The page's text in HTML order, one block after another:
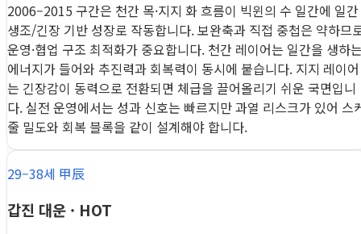
2006–2015 구간은 천간 목·지지 화 흐름이 빅윈의 수 일간에 일간
생조/긴장 기반 성장로 작동합니다. 보완축과 직접 중첩은 약하므
운영·협업 구조 최적화가 중요합니다. 천간 레이어는 일간을 생하
에너지가 들어와 추진력과 회복력이 동시에 붙습니다. 지지 레이어
는 긴장감이 동력으로 전환되면 체급을 끌어올리기 쉬운 국면입니
다. 실전 운영에서는 성과 신호는 빠르지만 과열 리스크가 있어 스
줄 밀도와 회복 블록을 같이 설계해야 합니다.
29–38세 甲辰
갑진 대운 · HOT